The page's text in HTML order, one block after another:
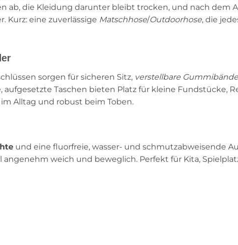
ab, die Kleidung darunter bleibt trocken, und nach dem
Kurz: eine zuverlässige Matschhose/Outdoorhose, die
sorgen für sicheren Sitz, verstellbare
aufgesetzte Taschen bieten Platz für kleine Fundstücke,
Alltag und robust beim Toben.
und eine fluorfreie, wasser‑ und schmutzabweisende
angenehm weich und beweglich. Perfekt für Kita,